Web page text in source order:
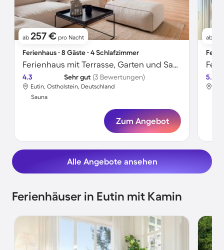
ab 257 € pro Nacht
Ferienhaus ∙ 8 Gäste ∙ 4 Schlafzimmer
Ferienhaus mit Terrasse, Garten und Sauna
4.3 Sehr gut (3 Bewertungen)
Eutin, Ostholstein, Deutschland
Sauna
Zum Angebot
ab
5.0
Alle Angebote ansehen
Ferienhäuser in Eutin mit Kamin